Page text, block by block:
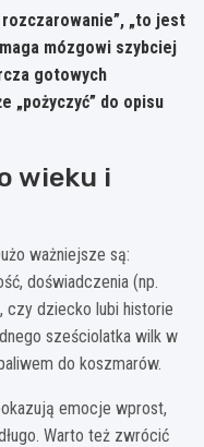
„to jest
mózgowi szybciej
gotowych
„pożyczyć” do opisu
wieku i
ważniejsze są:
doświadczenia (np.
czy dziecko lubi historie
sześciolatka wilk w
do koszmarów.
emocje wprost,
Warto też zwrócić